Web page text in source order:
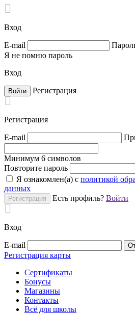

Вход
E-mail
Я не помню пароль
Вход
Регистрация

Регистрация
E-mail
Минимум 6 символов
Повторите пароль
Я ознакомлен(а) с политикой
данных
Есть профиль? Войти

Вход
E-mail
Регистрация карты
Сертификаты
Бонусы
Магазины
Контакты
Всё для школы